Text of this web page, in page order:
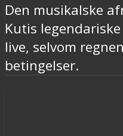
Den musikalske
Kutis
live, selvom
betingelser.